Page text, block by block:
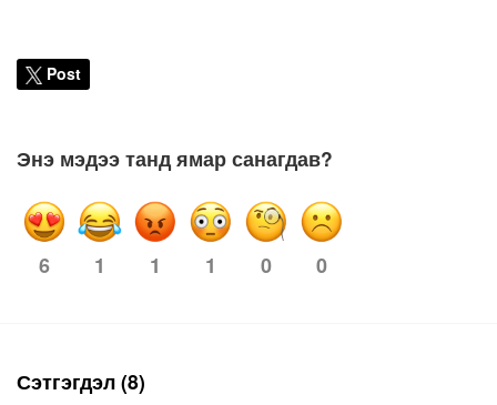
Post
Энэ мэдээ танд ямар санагдав?
6 1 1 1 0 0
Сэтгэгдэл (8)